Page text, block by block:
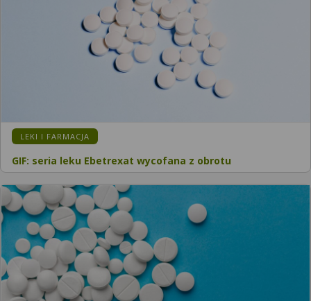
LEKI I FARMACJA
GIF: seria leku Ebetrexat wycofana z obrotu